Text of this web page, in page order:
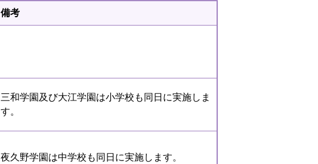
備考
三和学園及び大江学園は小学校も同日に実施しま
す。
夜久野学園は中学校も同日に実施します。